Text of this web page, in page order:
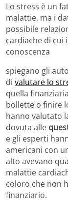
Lo stress è un
malattie, ma i
possibile
cardiache di cui
conoscenza
spiegano gli
di valutare lo
quella
bollette o finire
hanno valutato
dovuta alle
e gli esperti
americani con
alto avevano
malattie
coloro che non
finanziario.